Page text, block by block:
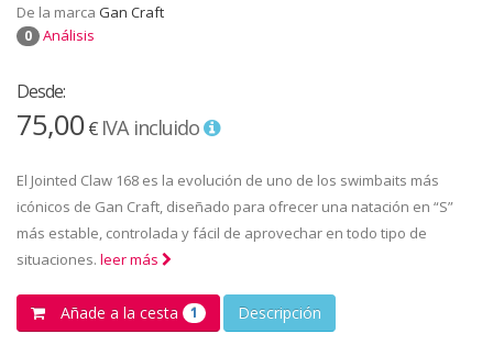
De la marca Gan Craft
0 Análisis
Desde:
75,00€ IVA incluido
El Jointed Claw 168 es la evolución de uno de los swimbaits más
icónicos de Gan Craft, diseñado para ofrecer una natación en “S”
más estable, controlada y fácil de aprovechar en todo tipo de
situaciones. leer más
Añade a la cesta 1 Descripción